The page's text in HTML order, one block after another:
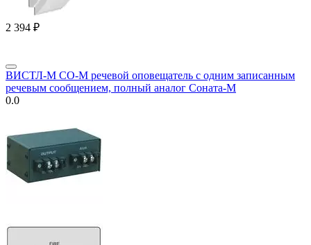
2 394 ₽
ВИСТЛ-М СО-М речевой оповещатель с одним записанным
речевым сообщением, полный аналог Соната-М
0.0